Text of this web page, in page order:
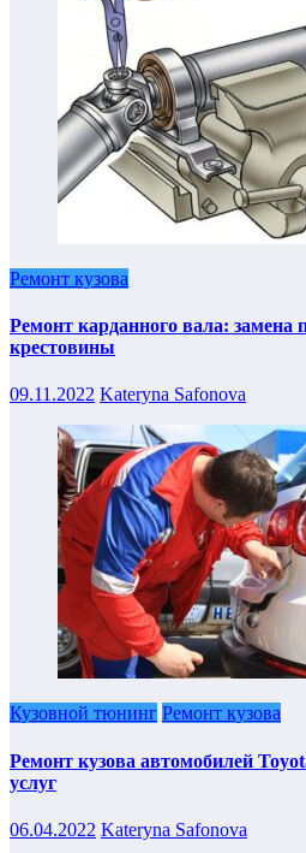
Ремонт кузова
Ремонт карданного вала: замена
крестовины
09.11.2022 Kateryna Safonova
Кузовной тюнинг Ремонт кузова
Ремонт кузова автомобилей
услуг
06.04.2022 Kateryna Safonova